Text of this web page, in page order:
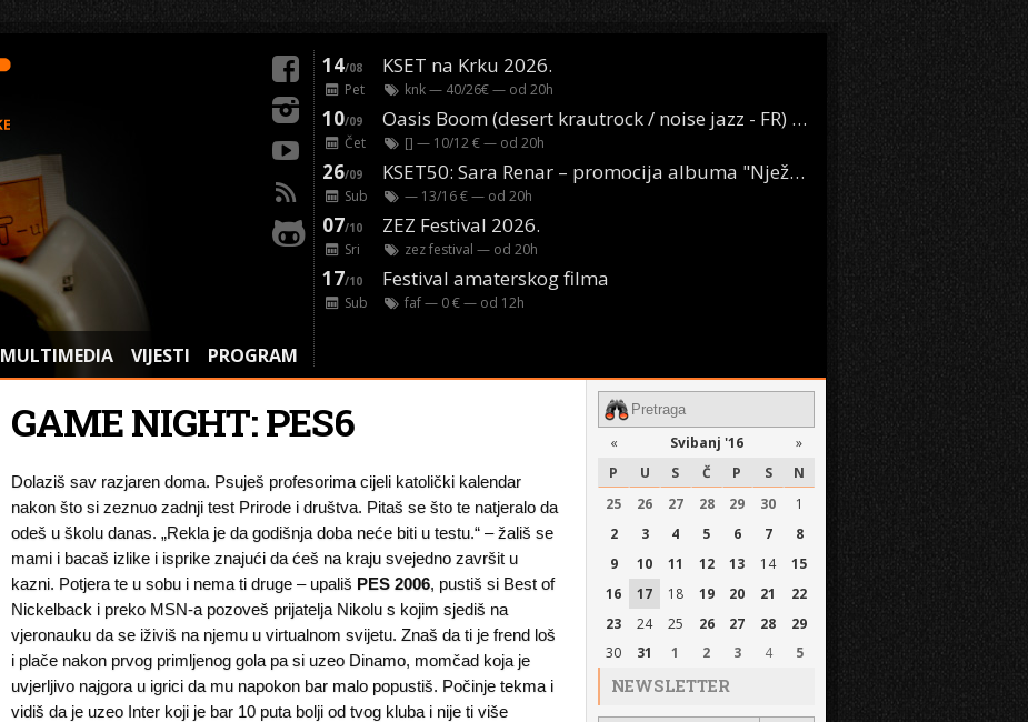
MULTIMEDIA VIJESTI PROGRAM
14/08 KSET na Krku 2026.
Pet knk— 40/26€ — od 20h
10/09 Oasis Boom (desert krautrock / noise jazz - FR) @ KONTEJNER
Čet [] — 10/12 € — od 20h
26/09 KSET50: Sara Renar – promocija albuma "Nježne riječi" @ Močvara
Sub — 13/16 € — od 20h
07/10 ZEZ Festival 2026.
Sri zez festival — od 20h
17/10 Festival amaterskog filma
Sub faf— 0 € — od 12h
GAME NIGHT: PES6
Dolaziš sav razjaren doma. Psuješ profesorima cijeli katolički kalendar
nakon što si zeznuo zadnji test Prirode i društva. Pitaš se što te natjeralo da
odeš u školu danas. „Rekla je da godišnja doba neće biti u testu.“ – žališ se
mami i bacaš izlike i isprike znajući da ćeš na kraju svejedno završit u
kazni. Potjera te u sobu i nema ti druge – upališ PES 2006, pustiš si Best of
Nickelback i preko MSN-a pozoveš prijatelja Nikolu s kojim sjediš na
vjeronauku da se iživiš na njemu u virtualnom svijetu. Znaš da ti je frend loš
i plače nakon prvog primljenog gola pa si uzeo Dinamo, momčad koja je
uvjerljivo najgora u igrici da mu napokon bar malo popustiš. Počinje tekma i
vidiš da je uzeo Inter koji je bar 10 puta bolji od tvog kluba i nije ti više
« Svibanj '16
»
P
U S Č P S
N
25
26 27 28 29 30
1
2
3 4 5 6 7
8
9
10 11 12 13 14
15
16
17 18 19 20 21
22
23
24 25 26 27 28
29
30
31 1 2 3 4 5
NEWSLETTER